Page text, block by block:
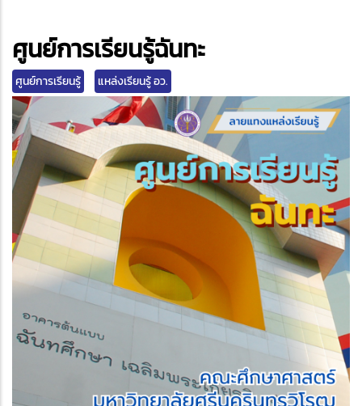
ศูนย์การเรียนรู้ฉันทะ
ศูนย์การเรียนรู้ แหล่งเรียนรู้ อว.